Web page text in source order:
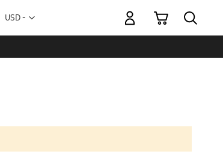
Moneda
USD -
Mi carrito